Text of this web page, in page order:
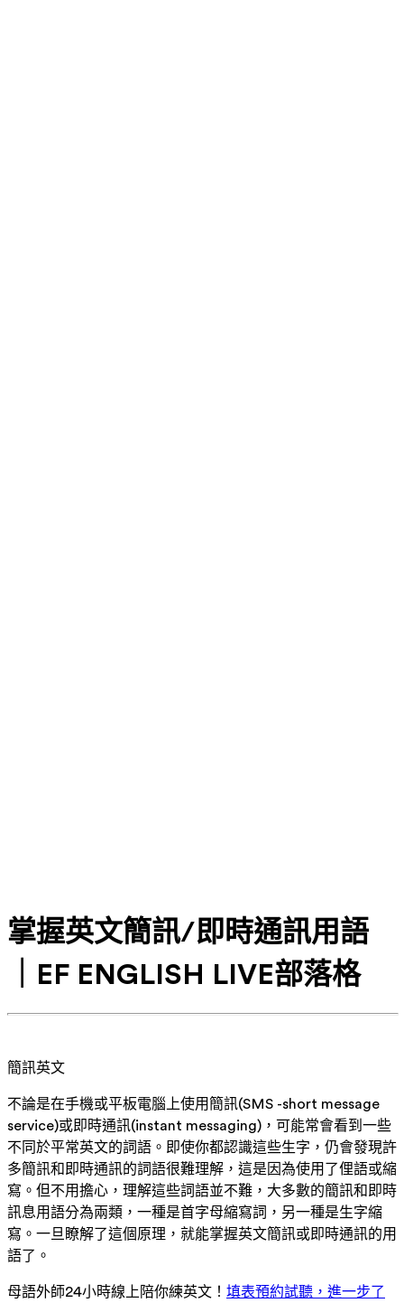
掌握英文簡訊/即時通訊用語
｜EF ENGLISH LIVE部落格
簡訊英文
不論是在手機或平板電腦上使用簡訊(SMS -short message
service)或即時通訊(instant messaging)，可能常會看到一些
不同於平常英文的詞語。即使你都認識這些生字，仍會發現許
多簡訊和即時通訊的詞語很難理解，這是因為使用了俚語或縮
寫。但不用擔心，理解這些詞語並不難，大多數的簡訊和即時
訊息用語分為兩類，一種是首字母縮寫詞，另一種是生字縮
寫。一旦瞭解了這個原理，就能掌握英文簡訊或即時通訊的用
語了。
母語外師24小時線上陪你練英文！ 填表預約試聽，進一步了